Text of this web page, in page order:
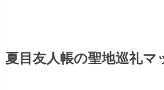
夏目友人帳の聖地巡礼マ